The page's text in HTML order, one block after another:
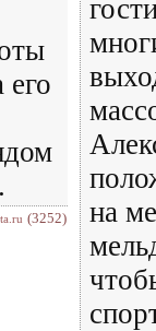
его
(3252)
на